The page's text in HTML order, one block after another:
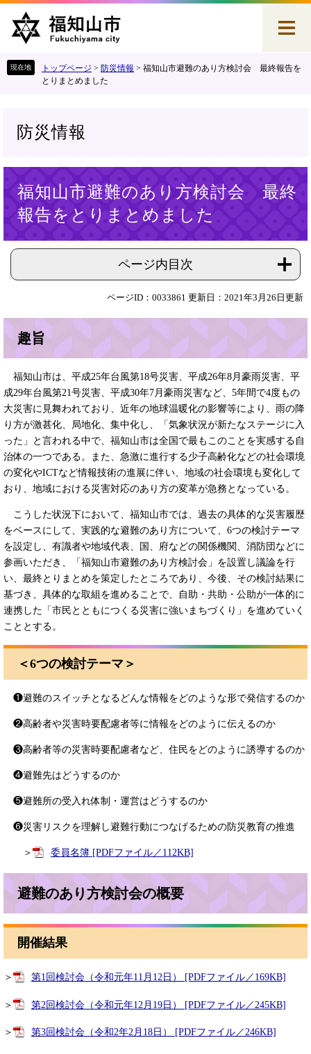
へ
トップページ > 防災情報 > 福知山市避難のあり方検討会 最終報告を
とりまとめました
防災情報
福知山市避難のあり方検討会 最終
報告をとりまとめました
ページ内目次
ページID：0033861 更新日：2021年3月26日更新
趣旨
福知山市は、平成25年台風第18号災害、平成26年8月豪雨災害、平
成29年台風第21号災害、平成30年7月豪雨災害など、5年間で4度もの
大災害に見舞われており、近年の地球温暖化の影響等により、雨の降
り方が激甚化、局地化、集中化し、「気象状況が新たなステージに入
った」と言われる中で、福知山市は全国で最もこのことを実感する自
治体の一つである。また、急激に進行する少子高齢化などの社会環境
の変化やICTなど情報技術の進展に伴い、地域の社会環境も変化して
おり、地域における災害対応のあり方の変革が急務となっている。
こうした状況下において、福知山市では、過去の具体的な災害履歴
をベースにして、実践的な避難のあり方について、6つの検討テーマ
を設定し、有識者や地域代表、国、府などの関係機関、消防団などに
参画いただき、「福知山市避難のあり方検討会」を設置し議論を行
い、最終とりまとめを策定したところであり、今後、その検討結果に
基づき、具体的な取組を進めることで、自助・共助・公助が一体的に
連携した「市民とともにつくる災害に強いまちづくり」を進めていく
こととする。
＜6つの検討テーマ＞
❶避難のスイッチとなるどんな情報をどのような形で発信するのか
❷高齢者や災害時要配慮者等に情報をどのように伝えるのか
❸高齢者等の災害時要配慮者など、住民をどのように誘導するのか
❹避難先はどうするのか
❺避難所の受入れ体制・運営はどうするのか
❻災害リスクを理解し避難行動につなげるための防災教育の推進
＞ 委員名簿 [PDFファイル／112KB]
避難のあり方検討会の概要
開催結果
＞ 第1回検討会（令和元年11月12日） [PDFファイル／169KB]
＞ 第2回検討会（令和元年12月19日） [PDFファイル／245KB]
＞ 第3回検討会（令和2年2月18日） [PDFファイル／246KB]